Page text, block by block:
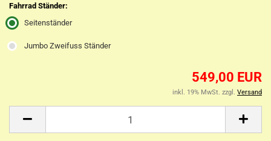
Fahrrad Ständer:
Seitenständer
Jumbo Zweifuss Ständer
549,00 EUR
inkl. 19% MwSt. zzgl. Versand